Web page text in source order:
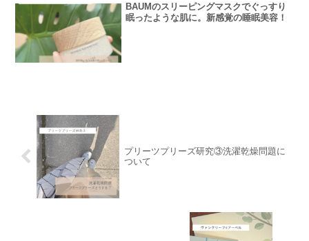
BAUMのスリーピングマスクでぐっすり
眠ったような肌に。新感覚の睡眠美容！
プリーツプリーズ研究③洗濯乾燥問題に
ついて